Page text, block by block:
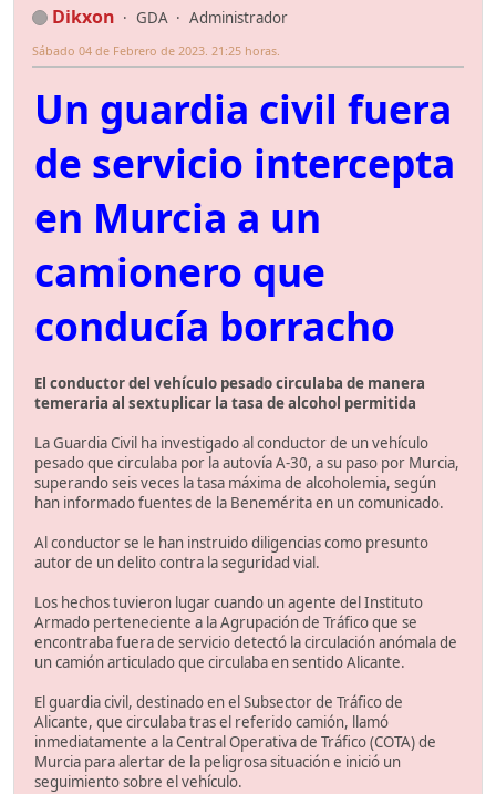
Dikxon GDA Administrador
Sábado 04 de Febrero de 2023. 21:25 horas.
Un guardia civil fuera
de servicio intercepta
en Murcia a un
camionero que
conducía borracho
El conductor del vehículo pesado circulaba de manera
temeraria al sextuplicar la tasa de alcohol permitida
La Guardia Civil ha investigado al conductor de un vehículo
pesado que circulaba por la autovía A-30, a su paso por Murcia,
superando seis veces la tasa máxima de alcoholemia, según
han informado fuentes de la Benemérita en un comunicado.
Al conductor se le han instruido diligencias como presunto
autor de un delito contra la seguridad vial.
Los hechos tuvieron lugar cuando un agente del Instituto
Armado perteneciente a la Agrupación de Tráfico que se
encontraba fuera de servicio detectó la circulación anómala de
un camión articulado que circulaba en sentido Alicante.
El guardia civil, destinado en el Subsector de Tráfico de
Alicante, que circulaba tras el referido camión, llamó
inmediatamente a la Central Operativa de Tráfico (COTA) de
Murcia para alertar de la peligrosa situación e inició un
seguimiento sobre el vehículo.